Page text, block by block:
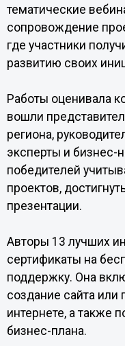
тематические
сопровождение
где участники
развитию своих
Работы оценивала
вошли
региона,
эксперты и бизнес-
победителей
проектов,
презентации.
Авторы 13 лучших
сертификаты на
поддержку. Она
создание сайта или
интернете, а также
бизнес-плана.